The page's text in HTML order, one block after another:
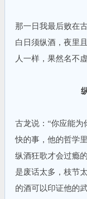
那一日我最后败在
白日须纵酒，夜里
人一样，果然名不虚
古龙说：“你应能为
快的事，他的哲学
纵酒狂歌才会过瘾
是废话太多，枝节
的酒可以印证他的武